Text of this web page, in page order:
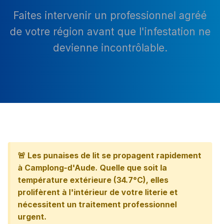
Faites intervenir un professionnel agréé
de votre région avant que l'infestation ne
devienne incontrôlable.
🚨 Les punaises de lit se propagent rapidement
à Camplong-d'Aude. Quelle que soit la
température extérieure (34.7°C), elles
prolifèrent à l'intérieur de votre literie et
nécessitent un traitement professionnel
urgent.